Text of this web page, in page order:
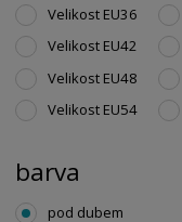
Velikost EU36
Velikost EU42
Velikost EU48
Velikost EU54
barva
pod dubem